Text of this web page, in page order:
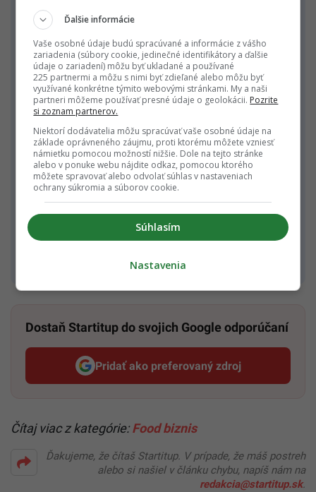
paprika a kapusta.
Thajsko – Som tam:
miešaný šalát s bylinkami, arašidmi a
koreninou.
Čína – Kung Pao:Korenené kung pao jedlo s
kalerábom, arašidmi a inými zeleninami.
Francúzsko – Ratatouille:
provensálske jedlo s miešanými zeleninami,
ako sú baklažán, cukety, papriky a paradajky.
Thajsko – Zeleninový zeleninový kari:
Kokosová mliečna zeleninová omáčka s
koreninami, ktorá sa podáva s ryžou.
India – Chana Masala:Zeleninové kari z
Dostaň Startitup do svojich Google odporúčaní
Pridať ako preferovaný zdroj
Startitup, odkaz sa otvorí v
Čítaj viac z kategórie:Food biznis
Ďakujeme, že čítaš Startitup. V prípade, že máš postreh
alebo si našiel v článku chybu, napíš nám na
redakcia@startitup.sk.
Ďalšie informácie
Vaše osobné údaje budú spracúvané a informácie z vášho
zariadenia (súbory cookie, jedinečné identifikátory a ďalšie
údaje o zariadení) môžu byť ukladané a používané
225 partnermi a môžu s nimi byť zdieľané alebo môžu byť
využívané konkrétne týmito webovými stránkami. My a naši
partneri môžeme používať presné údaje o geolokácii. Pozrite
si zoznam partnerov.
Niektorí dodávatelia môžu spracúvať vaše osobné údaje na
základe oprávneného záujmu, proti ktorému môžete vzniesť
námietku pomocou možností nižšie. Dole na tejto stránke
alebo v ponuke webu nájdite odkaz, pomocou ktorého
môžete spravovať alebo odvolať súhlas v nastaveniach
ochrany súkromia a súborov cookie.
Súhlasím
Nastavenia